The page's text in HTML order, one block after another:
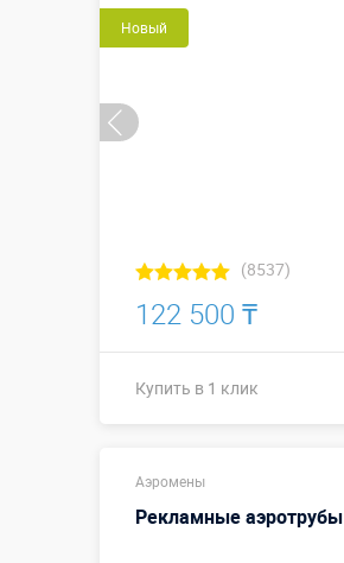
Новый
(8537)
122 500 ₸
Купить в 1 клик
метры:
Больше деталей →
Аэромены
Рекламные аэротрубы